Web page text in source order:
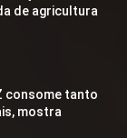
de agricultura
consome tanto
mostra